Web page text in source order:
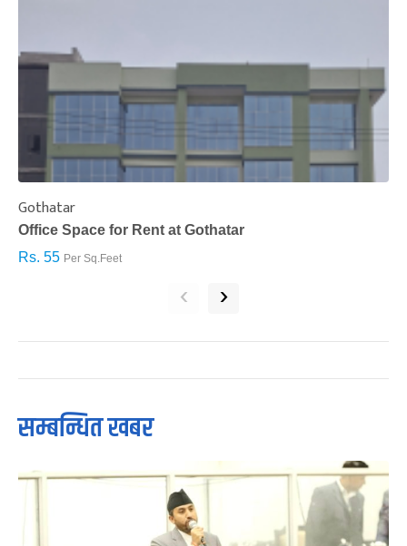
Gothatar
Office Space for Rent at Gothatar
Rs. 55 Per Sq.Feet
‹ ›
सम्बन्धित खबर